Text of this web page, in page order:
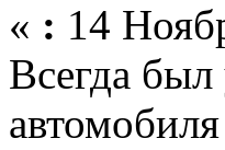
« : 14
Всегда